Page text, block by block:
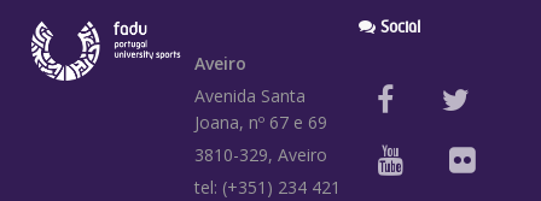
Aveiro
Avenida Santa
Joana, nº 67 e 69
3810-329, Aveiro
tel: (+351) 234 421
Social